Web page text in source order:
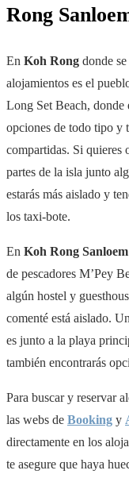
Rong
En Koh Rong donde
alojamientos es el
Long Set Beach, donde
opciones de todo tipo y
compartidas. Si quieres
partes de la isla junto
estarás más aislado y
los taxi-bote.
En Koh Rong Sanloem
de pescadores M’Pey
algún hostel y
comenté está aislado.
es junto a la playa
también encontrarás
Para buscar y reservar
las webs de Booking y
directamente en los
te asegure que haya